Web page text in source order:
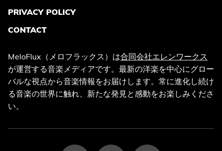
PRIVACY POLICY
CONTACT
MeloFlux（メロフラックス）は合同会社エレンワークス
が運営する音楽メディアです。最新の洋楽を中心にグロー
バルな視点から音楽情報をお届けします。常に進化し続け
る音楽の世界に触れ、新たな発見と感動をお楽しみくださ
い。